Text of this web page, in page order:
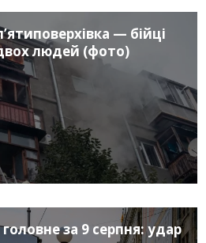
— бійці
людей (фото)
за 9 серпня: удар